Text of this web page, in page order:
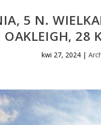
5 N.
OAKLEIGH, 28
kwi 27, 2024 |